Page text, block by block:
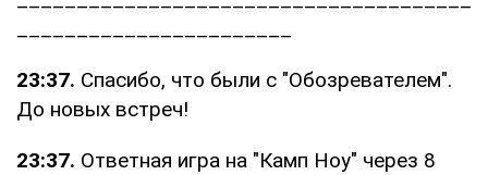
_______________________
23:37. Спасибо, что были с "Обозревателем".
До новых встреч!
23:37. Ответная игра на "Камп Ноу" через 8